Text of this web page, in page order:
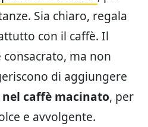
Sia chiaro, regala
con il caffè. Il
ma non
di aggiungere
caffè macinato, per
e avvolgente.